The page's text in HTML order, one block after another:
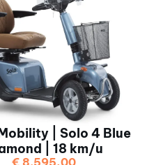
| Solo 4 Blue
| 18 km/u
€ 8.595,00